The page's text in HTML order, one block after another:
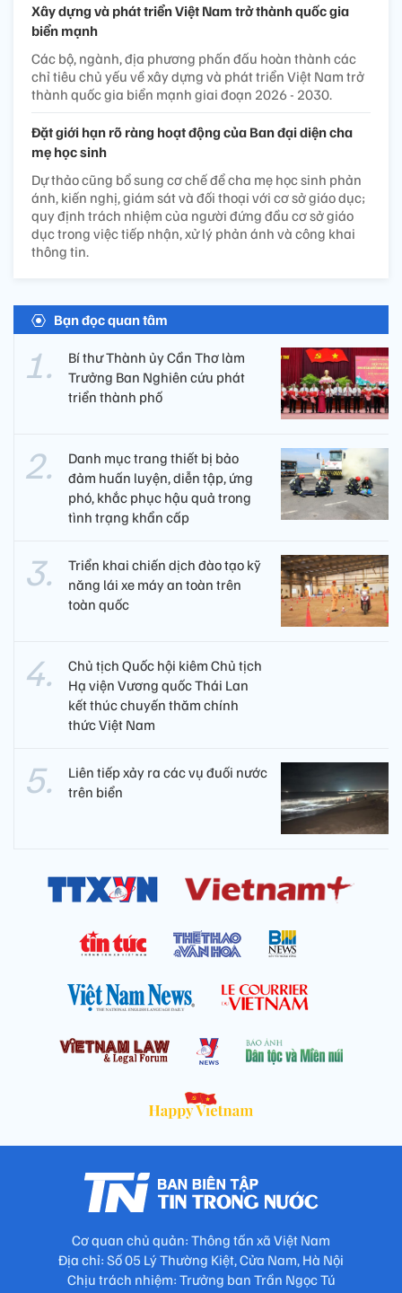
Xây dựng và phát triển Việt Nam trở thành quốc gia
biển mạnh
Các bộ, ngành, địa phương phấn đấu hoàn thành các
chỉ tiêu chủ yếu về xây dựng và phát triển Việt Nam trở
thành quốc gia biển mạnh giai đoạn 2026 - 2030.
Đặt giới hạn rõ ràng hoạt động của Ban đại diện cha
mẹ học sinh
Dự thảo cũng bổ sung cơ chế để cha mẹ học sinh phản
ánh, kiến nghị, giám sát và đối thoại với cơ sở giáo dục;
quy định trách nhiệm của người đứng đầu cơ sở giáo
dục trong việc tiếp nhận, xử lý phản ánh và công khai
thông tin.
Bạn đọc quan tâm
Bí thư Thành ủy Cần Thơ làm
Trưởng Ban Nghiên cứu phát
triển thành phố
Danh mục trang thiết bị bảo
đảm huấn luyện, diễn tập, ứng
phó, khắc phục hậu quả trong
tình trạng khẩn cấp
Triển khai chiến dịch đào tạo kỹ
năng lái xe máy an toàn trên
toàn quốc
Chủ tịch Quốc hội kiêm Chủ tịch
Hạ viện Vương quốc Thái Lan
kết thúc chuyến thăm chính
thức Việt Nam
Liên tiếp xảy ra các vụ đuối nước
trên biển
Cơ quan chủ quản: Thông tấn xã Việt Nam
Địa chỉ: Số 05 Lý Thường Kiệt, Cửa Nam, Hà Nội
Chịu trách nhiệm: Trưởng ban Trần Ngọc Tú